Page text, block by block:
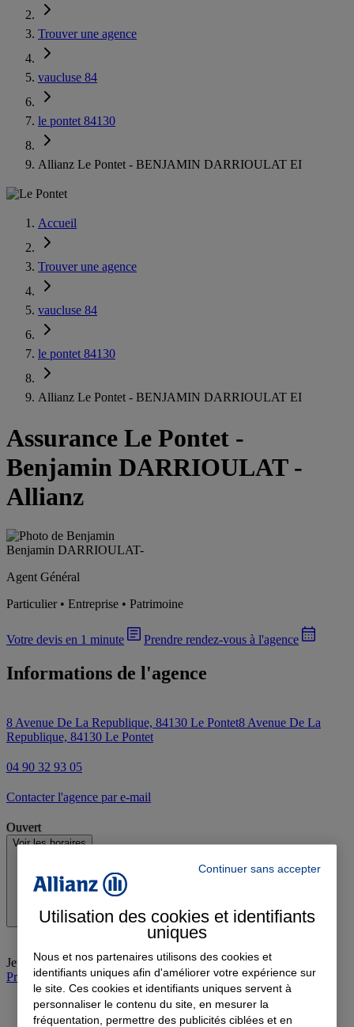
Trouver une agence
vaucluse 84
le pontet 84130
Allianz Le Pontet - BENJAMIN DARRIOULAT EI
Accueil
Trouver une agence
vaucluse 84
le pontet 84130
Allianz Le Pontet - BENJAMIN DARRIOULAT EI
Assurance Le Pontet -
Benjamin DARRIOULAT -
Allianz
Benjamin DARRIOULAT-
Agent Général
Particulier • Entreprise • Patrimoine
Votre devis en 1 minute Prendre rendez-vous à l'agence
Informations de l'agence
8 Avenue De La Republique, 84130 Le Pontet8 Avenue De La
Republique, 84130 Le Pontet
04 90 32 93 05
Contacter l'agence par e-mail
Ouvert
Voir les horaires
Jeudi : 09:00-17:30
Prendre rendez-vous à l'agence
Continuer sans accepter
Utilisation des cookies et identifiants
uniques
Nous et nos partenaires utilisons des cookies et
identifiants uniques afin d'améliorer votre expérience sur
le site. Ces cookies et identifiants uniques servent à
personnaliser le contenu du site, en mesurer la
fréquentation, permettre des publicités ciblées et en